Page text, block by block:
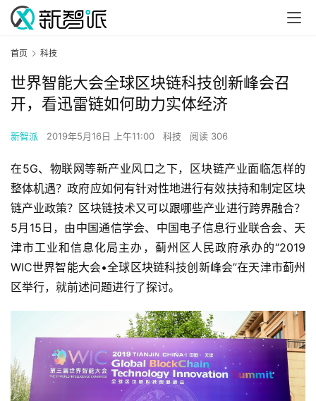
首页 科技
世界智能大会全球区块链科技创新峰会召
开，看迅雷链如何助力实体经济
新智派 2019年5月16日 上午11:00 科技 阅读 306
在5G、物联网等新产业风口之下，区块链产业面临怎样的
整体机遇？政府应如何有针对性地进行有效扶持和制定区块
链产业政策？区块链技术又可以跟哪些产业进行跨界融合？
5月15日，由中国通信学会、中国电子信息行业联合会、天
津市工业和信息化局主办，蓟州区人民政府承办的“2019
WIC世界智能大会•全球区块链科技创新峰会”在天津市蓟州
区举行，就前述问题进行了探讨。